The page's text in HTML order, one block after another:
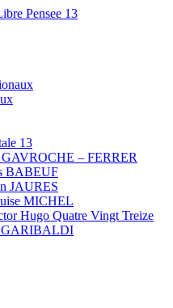
Pensee 13
la Libre Pensée ni dieu ni
13
– FERRER
BABEUF
JAURES
MICHEL
Hugo Quatre Vingt Treize
GARIBALDI